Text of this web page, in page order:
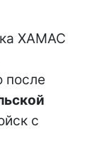
ХАМАС
после
с